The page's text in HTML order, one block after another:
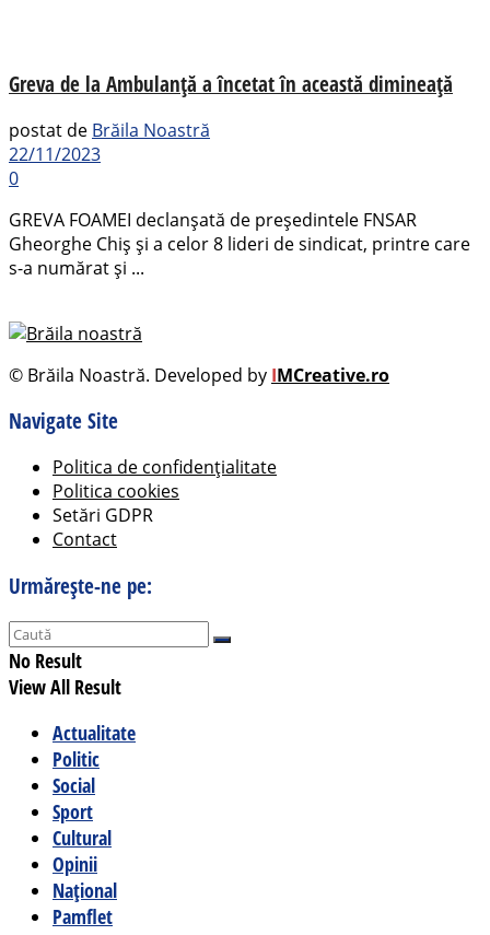
Greva de la Ambulanță a încetat în această dimineață
postat de Brăila Noastră
22/11/2023
0
GREVA FOAMEI declanșată de președintele FNSAR
Gheorghe Chiș și a celor 8 lideri de sindicat, printre care
s-a numărat și ...
© Brăila Noastră. Developed by IMCreative.ro
Navigate Site
Politica de confidențialitate
Politica cookies
Setări GDPR
Contact
Urmărește-ne pe:
No Result
View All Result
Actualitate
Politic
Social
Sport
Cultural
Opinii
Național
Pamflet